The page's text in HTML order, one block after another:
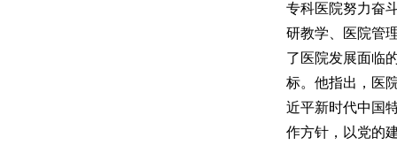
专科医院努力奋
研教学、医院管
了医院发展面临
标。他指出，医
近平新时代中国
作方针，以党的